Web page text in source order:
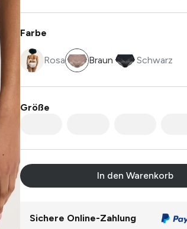
Farbe
Rosa Braun Schwarz
Größe
In den Warenkorb
Sichere Online-Zahlung